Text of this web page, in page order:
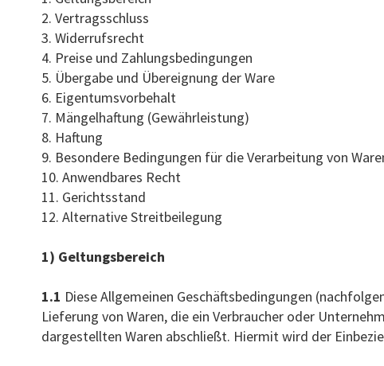
2. Vertragsschluss
3. Widerrufsrecht
4. Preise und Zahlungsbedingungen
5. Übergabe und Übereignung der Ware
6. Eigentumsvorbehalt
7. Mängelhaftung (Gewährleistung)
8. Haftung
9. Besondere Bedingungen für die Verarbeitung von
10. Anwendbares Recht
11. Gerichtsstand
12. Alternative Streitbeilegung
1) Geltungsbereich
1.1 Diese Allgemeinen Geschäftsbedingungen
Lieferung von Waren, die ein Verbraucher oder
dargestellten Waren abschließt. Hiermit wird der